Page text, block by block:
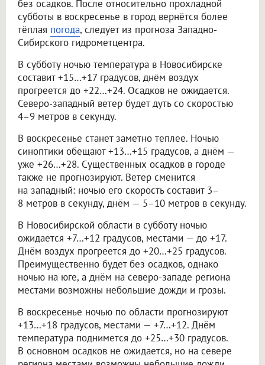
без осадков. После относительно прохладной
субботы в воскресенье в город вернётся более
тёплая погода, следует из прогноза Западно-
Сибирского гидрометцентра.
В субботу ночью температура в Новосибирске
составит +15…+17 градусов, днём воздух
прогреется до +22…+24. Осадков не ожидается.
Северо-западный ветер будет дуть со скоростью
4–9 метров в секунду.
В воскресенье станет заметно теплее. Ночью
синоптики обещают +13…+15 градусов, а днём —
уже +26…+28. Существенных осадков в городе
также не прогнозируют. Ветер сменится
на западный: ночью его скорость составит 3–
8 метров в секунду, днём — 5–10 метров в секунду.
В Новосибирской области в субботу ночью
ожидается +7…+12 градусов, местами — до +17.
Днём воздух прогреется до +20…+25 градусов.
Преимущественно будет без осадков, однако
ночью на юге, а днём на северо-западе региона
местами возможны небольшие дожди и грозы.
В воскресенье ночью по области прогнозируют
+13…+18 градусов, местами — +7…+12. Днём
температура поднимется до +25…+30 градусов.
В основном осадков не ожидается, но на севере